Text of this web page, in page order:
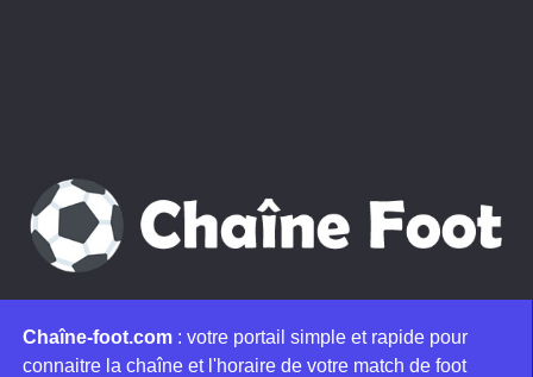
Chaîne-foot.com : votre portail simple et rapide pour
connaitre la chaîne et l'horaire de votre match de foot